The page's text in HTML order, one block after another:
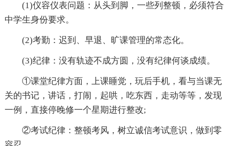
(1)仪容仪表问题：从头到脚，一些列整顿，必须符合
中学生身份要求。
(2)考勤：迟到、早退、旷课管理的常态化。
(3)纪律：没有轨迹不成方圆，没有纪律何谈成绩。
①课堂纪律方面，上课睡觉，玩后手机，看与当课无
关的书记，讲话，打闹，起哄，吃东西，走动等等，发现
一例，直接停晚修一个星期进行整改;
②考试纪律：整顿考风，树立诚信考试意识，做到零